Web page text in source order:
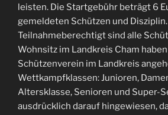
leisten. Die Startgebühr beträgt 6
gemeldeten Schützen und Disziplin.
Teilnahmeberechtigt sind alle
Wohnsitz im Landkreis Cham
Schützenverein im Landkreis
Wettkampfklassen: Junioren,
Altersklasse, Senioren und Super-
ausdrücklich darauf hingewiesen,